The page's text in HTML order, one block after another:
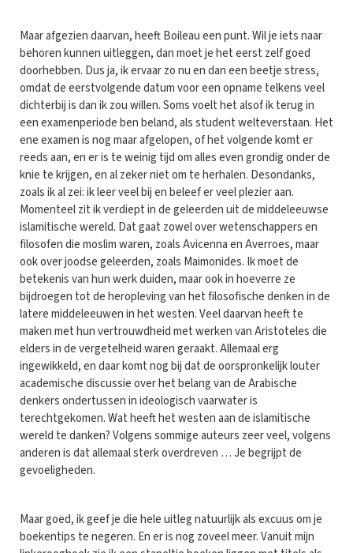
Maar afgezien daarvan, heeft Boileau een punt. Wil je iets naar
behoren kunnen uitleggen, dan moet je het eerst zelf goed
doorhebben. Dus ja, ik ervaar zo nu en dan een beetje stress,
omdat de eerstvolgende datum voor een opname telkens veel
dichterbij is dan ik zou willen. Soms voelt het alsof ik terug in
een examenperiode ben beland, als student welteverstaan. Het
ene examen is nog maar afgelopen, of het volgende komt er
reeds aan, en er is te weinig tijd om alles even grondig onder de
knie te krijgen, en al zeker niet om te herhalen. Desondanks,
zoals ik al zei: ik leer veel bij en beleef er veel plezier aan.
Momenteel zit ik verdiept in de geleerden uit de middeleeuwse
islamitische wereld. Dat gaat zowel over wetenschappers en
filosofen die moslim waren, zoals Avicenna en Averroes, maar
ook over joodse geleerden, zoals Maimonides. Ik moet de
betekenis van hun werk duiden, maar ook in hoeverre ze
bijdroegen tot de heropleving van het filosofische denken in de
latere middeleeuwen in het westen. Veel daarvan heeft te
maken met hun vertrouwdheid met werken van Aristoteles die
elders in de vergetelheid waren geraakt. Allemaal erg
ingewikkeld, en daar komt nog bij dat de oorspronkelijk louter
academische discussie over het belang van de Arabische
denkers ondertussen in ideologisch vaarwater is
terechtgekomen. Wat heeft het westen aan de islamitische
wereld te danken? Volgens sommige auteurs zeer veel, volgens
anderen is dat allemaal sterk overdreven … Je begrijpt de
gevoeligheden.
Maar goed, ik geef je die hele uitleg natuurlijk als excuus om je
boekentips te negeren. En er is nog zoveel meer. Vanuit mijn